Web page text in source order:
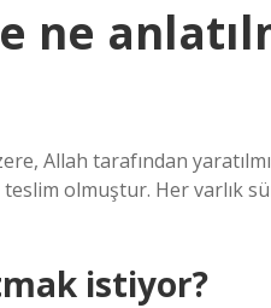
ne
Allah tarafından
olmuştur. Her varlık
istiyor?